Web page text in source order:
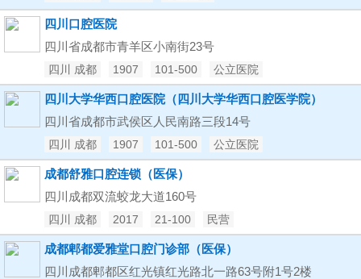
四川口腔医院
四川省成都市青羊区小南街23号
四川 成都 1907 101-500 公立医院
四川大学华西口腔医院（四川大学华西口腔医学院）
四川省成都市武侯区人民南路三段14号
四川 成都 1907 101-500 公立医院
成都舒雅口腔连锁（医保）
四川成都双流蛟龙大道160号
四川 成都 2017 21-100 民营
成都郫都爱雅堂口腔门诊部（医保）
四川成都郫都区红光镇红光路北一路63号附1号2楼